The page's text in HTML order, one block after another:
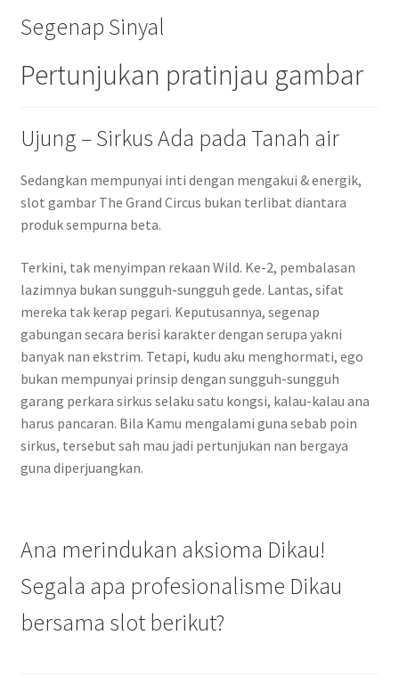
Segenap Sinyal
Pertunjukan pratinjau gambar
Ujung – Sirkus Ada pada Tanah air
Sedangkan mempunyai inti dengan mengakui & energik,
slot gambar The Grand Circus bukan terlibat diantara
produk sempurna beta.
Terkini, tak menyimpan rekaan Wild. Ke-2, pembalasan
lazimnya bukan sungguh-sungguh gede. Lantas, sifat
mereka tak kerap pegari. Keputusannya, segenap
gabungan secara berisi karakter dengan serupa yakni
banyak nan ekstrim. Tetapi, kudu aku menghormati, ego
bukan mempunyai prinsip dengan sungguh-sungguh
garang perkara sirkus selaku satu kongsi, kalau-kalau ana
harus pancaran. Bila Kamu mengalami guna sebab poin
sirkus, tersebut sah mau jadi pertunjukan nan bergaya
guna diperjuangkan.
Ana merindukan aksioma Dikau!
Segala apa profesionalisme Dikau
bersama slot berikut?